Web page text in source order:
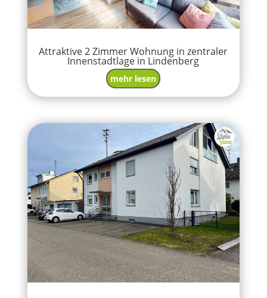
Attraktive 2 Zimmer Wohnung in zentraler
Innenstadtlage in Lindenberg
mehr lesen